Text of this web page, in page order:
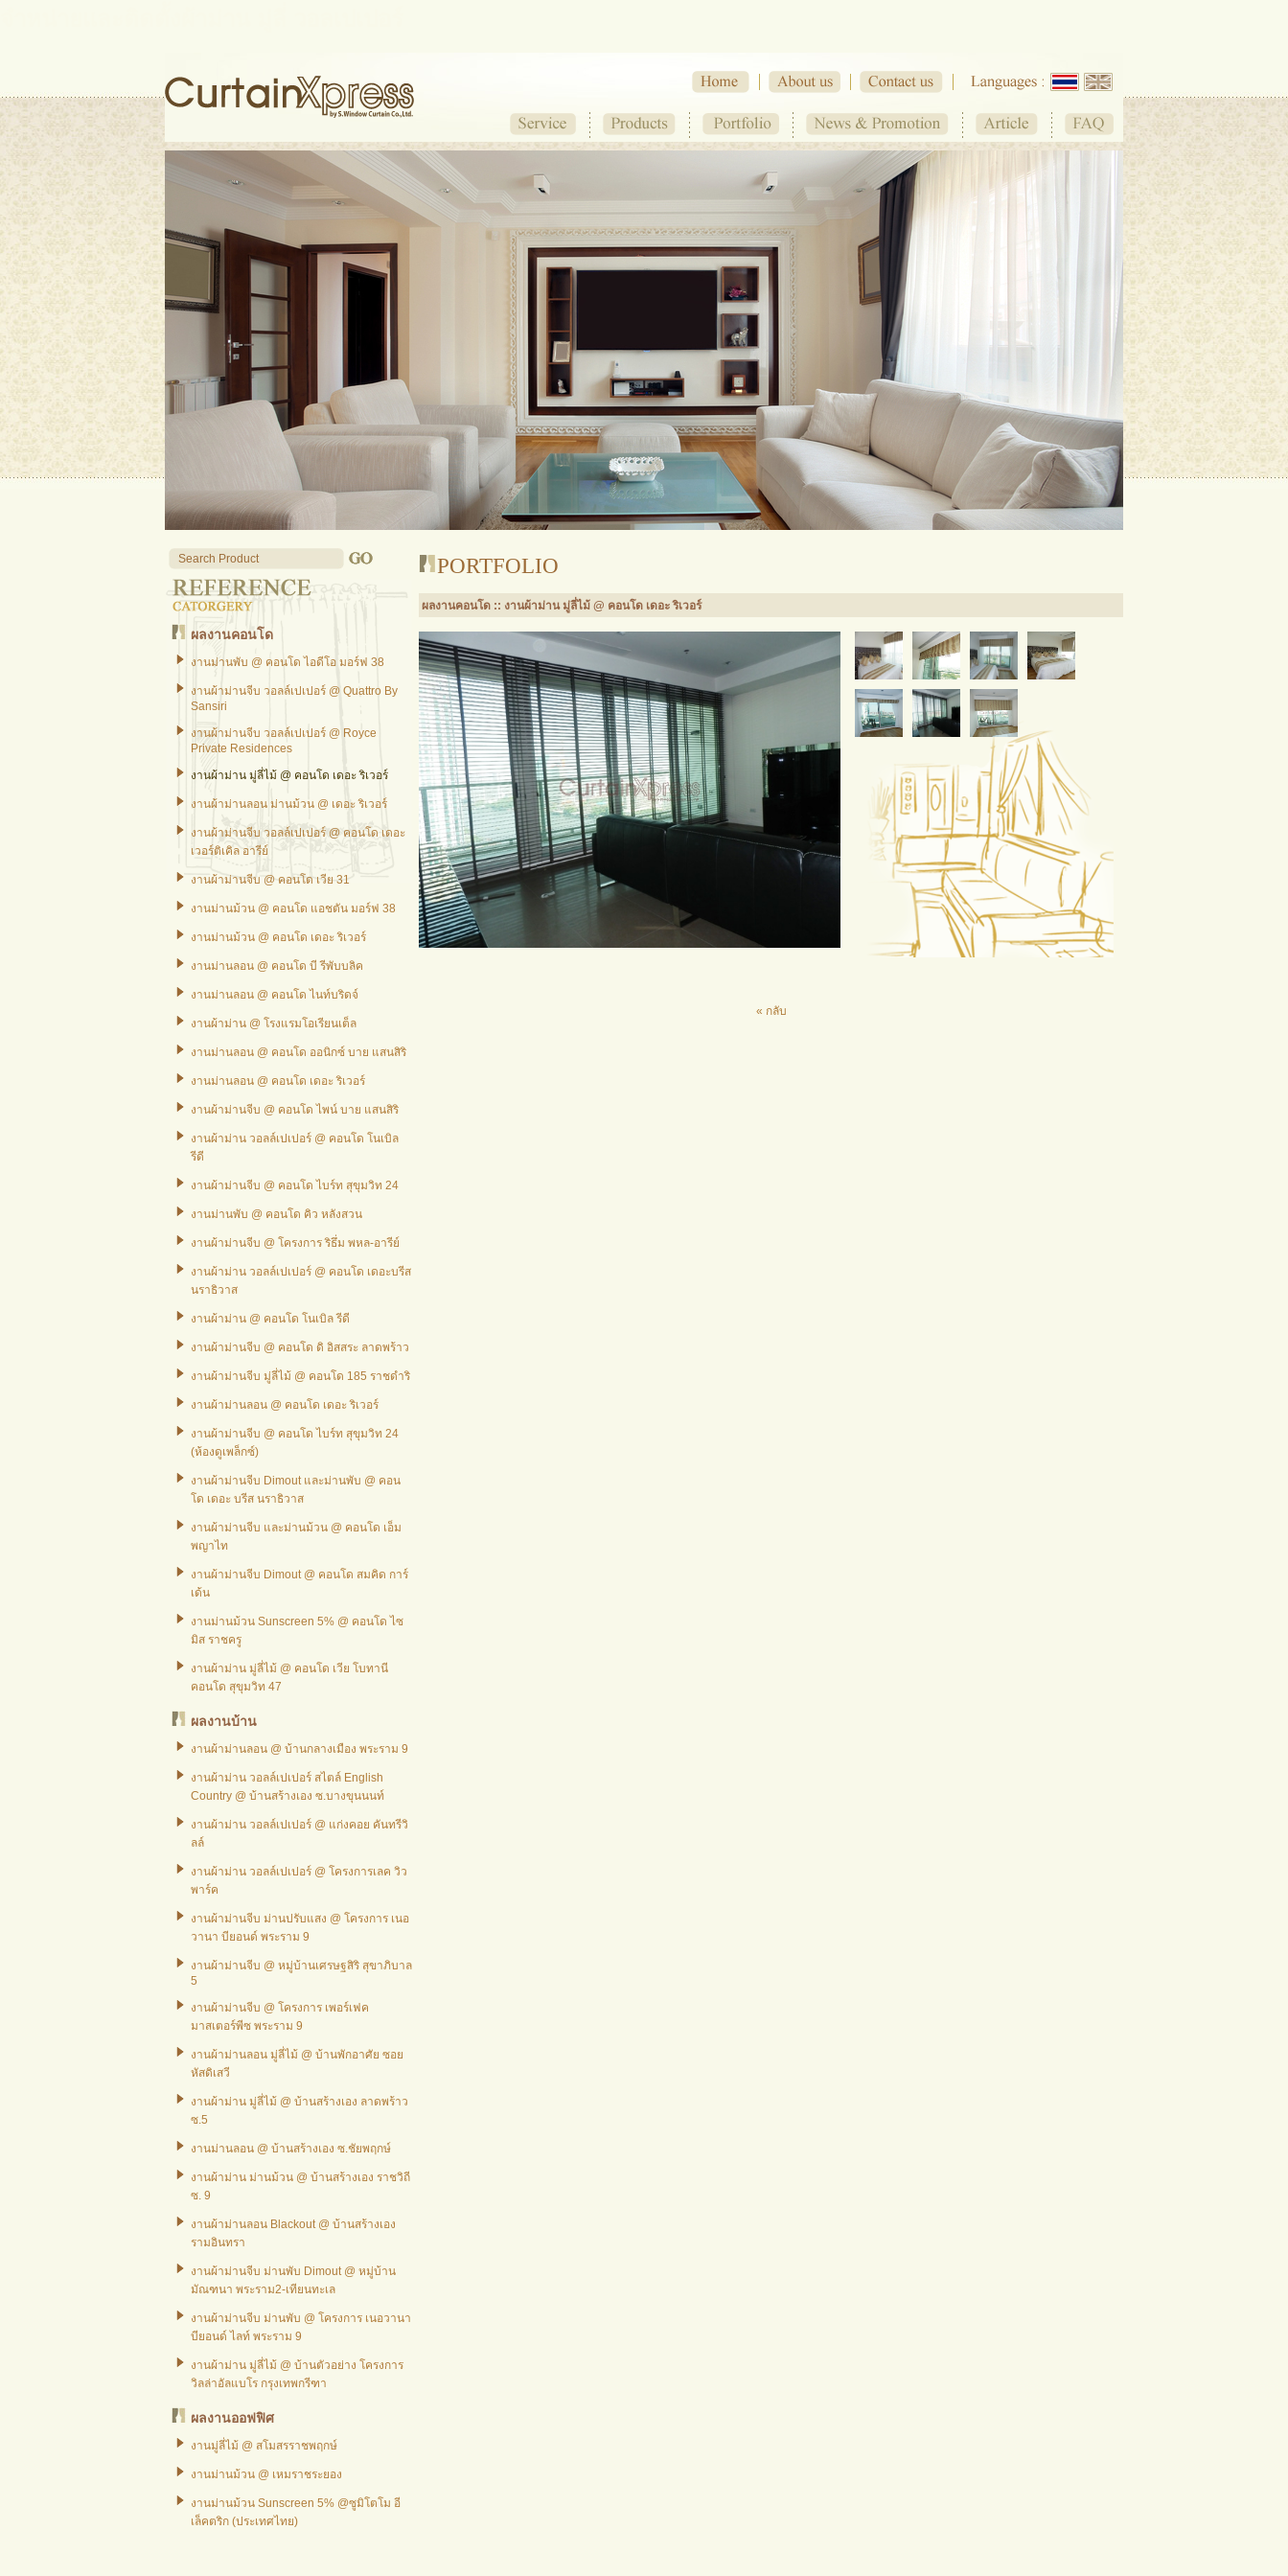
ผลงานคอนโด
งานม่านพับ @ คอนโด ไอดีโอ มอร์ฟ 38
งานผ้าม่านจีบ วอลล์เปเปอร์ @ Quattro By
Sansiri
งานผ้าม่านจีบ วอลล์เปเปอร์ @ Royce
Private Residences
งานผ้าม่าน มู่ลี่ไม้ @ คอนโด เดอะ ริเวอร์
งานผ้าม่านลอน ม่านม้วน @ เดอะ ริเวอร์
งานผ้าม่านจีบ วอลล์เปเปอร์ @ คอนโด เดอะ
เวอร์ติเคิล อารีย์
งานผ้าม่านจีบ @ คอนโด เวีย 31
งานม่านม้วน @ คอนโด แอชตัน มอร์ฟ 38
งานม่านม้วน @ คอนโด เดอะ ริเวอร์
งานม่านลอน @ คอนโด บี รีพับบลิค
งานม่านลอน @ คอนโด ไนท์บริดจ์
งานผ้าม่าน @ โรงแรมโอเรียนเต็ล
งานม่านลอน @ คอนโด ออนิกซ์ บาย แสนสิริ
งานม่านลอน @ คอนโด เดอะ ริเวอร์
งานผ้าม่านจีบ @ คอนโด ไพน์ บาย แสนสิริ
งานผ้าม่าน วอลล์เปเปอร์ @ คอนโด โนเบิล
รีดี
งานผ้าม่านจีบ @ คอนโด ไบร์ท สุขุมวิท 24
งานม่านพับ @ คอนโด คิว หลังสวน
งานผ้าม่านจีบ @ โครงการ ริธึ่ม พหล-อารีย์
งานผ้าม่าน วอลล์เปเปอร์ @ คอนโด เดอะบรีส
นราธิวาส
งานผ้าม่าน @ คอนโด โนเบิล รีดี
งานผ้าม่านจีบ @ คอนโด ดิ อิสสระ ลาดพร้าว
งานผ้าม่านจีบ มู่ลี่ไม้ @ คอนโด 185 ราชดำริ
งานผ้าม่านลอน @ คอนโด เดอะ ริเวอร์
งานผ้าม่านจีบ @ คอนโด ไบร์ท สุขุมวิท 24
(ห้องดูเพล็กซ์)
งานผ้าม่านจีบ Dimout และม่านพับ @ คอน
โด เดอะ บรีส นราธิวาส
งานผ้าม่านจีบ และม่านม้วน @ คอนโด เอ็ม
พญาไท
งานผ้าม่านจีบ Dimout @ คอนโด สมคิด การ์
เด้น
งานม่านม้วน Sunscreen 5% @ คอนโด ไซ
มิส ราชครู
งานผ้าม่าน มู่ลี่ไม้ @ คอนโด เวีย โบทานี
คอนโด สุขุมวิท 47
ผลงานบ้าน
งานผ้าม่านลอน @ บ้านกลางเมือง พระราม 9
งานผ้าม่าน วอลล์เปเปอร์ สไตล์ English
Country @ บ้านสร้างเอง ซ.บางขุนนนท์
งานผ้าม่าน วอลล์เปเปอร์ @ แก่งคอย คันทรีวิ
ลล์
งานผ้าม่าน วอลล์เปเปอร์ @ โครงการเลค วิว
พาร์ค
งานผ้าม่านจีบ ม่านปรับแสง @ โครงการ เนอ
วานา บียอนด์ พระราม 9
งานผ้าม่านจีบ @ หมู่บ้านเศรษฐสิริ สุขาภิบาล
5
งานผ้าม่านจีบ @ โครงการ เพอร์เฟค
มาสเตอร์พีซ พระราม 9
งานผ้าม่านลอน มู่ลี่ไม้ @ บ้านพักอาศัย ซอย
หัสดิเสวี
งานผ้าม่าน มู่ลี่ไม้ @ บ้านสร้างเอง ลาดพร้าว
ซ.5
งานม่านลอน @ บ้านสร้างเอง ซ.ชัยพฤกษ์
งานผ้าม่าน ม่านม้วน @ บ้านสร้างเอง ราชวิถี
ซ. 9
งานผ้าม่านลอน Blackout @ บ้านสร้างเอง
รามอินทรา
งานผ้าม่านจีบ ม่านพับ Dimout @ หมู่บ้าน
มัณฑนา พระราม2-เทียนทะเล
งานผ้าม่านจีบ ม่านพับ @ โครงการ เนอวานา
บียอนด์ ไลท์ พระราม 9
งานผ้าม่าน มู่ลี่ไม้ @ บ้านตัวอย่าง โครงการ
วิลล่าอัลแบโร กรุงเทพกรีฑา
ผลงานออฟฟิศ
งานมู่ลี่ไม้ @ สโมสรราชพฤกษ์
งานม่านม้วน @ เหมราชระยอง
งานม่านม้วน Sunscreen 5% @ซูมิโตโม อี
เล็คตริก (ประเทศไทย)
PORTFOLIO
ผลงานคอนโด :: งานผ้าม่าน มู่ลี่ไม้ @ คอนโด เดอะ ริเวอร์
« กลับ